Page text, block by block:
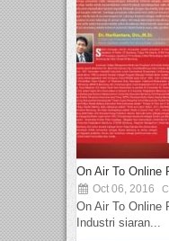
On Air To Online
Oct 06, 2016
On Air To Online
Industri siaran...